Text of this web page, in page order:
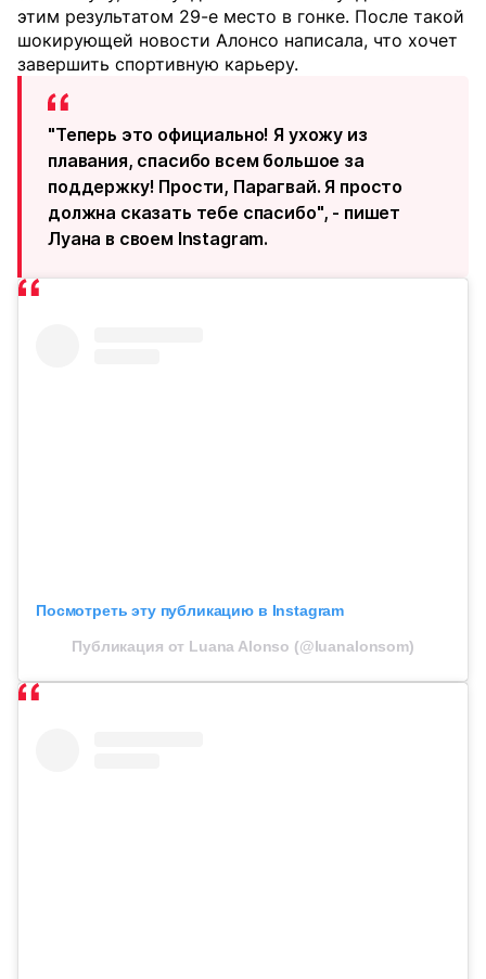
этим результатом 29-е место в гонке. После такой
шокирующей новости Алонсо написала, что хочет
завершить спортивную карьеру.
"Теперь это официально! Я ухожу из
плавания, спасибо всем большое за
поддержку! Прости, Парагвай. Я просто
должна сказать тебе спасибо", - пишет
Луана в своем Instagram.
Посмотреть эту публикацию в Instagram
Публикация от Luana Alonso (@luanalonsom)